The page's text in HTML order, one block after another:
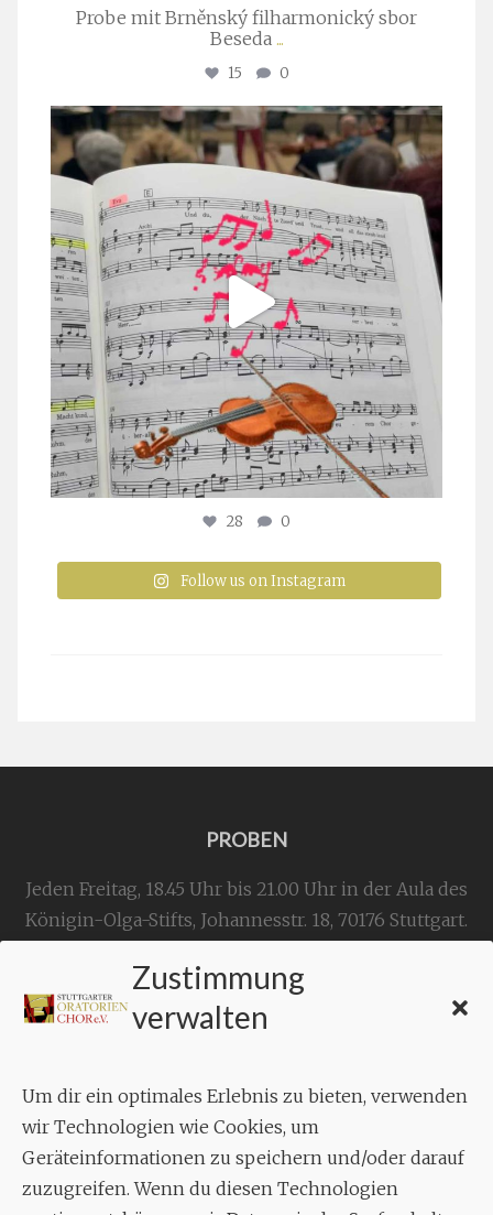
Zustimmung
verwalten
Um dir ein optimales Erlebnis zu bieten, verwenden
wir Technologien wie Cookies, um
Geräteinformationen zu speichern und/oder darauf
zuzugreifen. Wenn du diesen Technologien
Probe mit Brněnský filharmonický sbor
Beseda ...
15 0
stuttgarter_oratorienchor
Juli 23
28 0
Follow us on Instagram
PROBEN
Jeden Freitag, 18.45 Uhr bis 21.00 Uhr in der Aula des
Königin-Olga-Stifts, Johannesstr. 18, 70176 Stuttgart.
KONTAKT
Geschäftsstelle:
Aixheimer Str. 18
70619 Stuttgart
MUSIK